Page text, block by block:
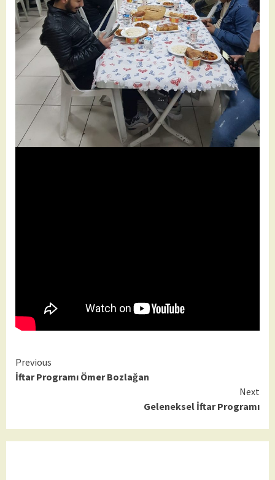
Continue
Reading
Previous
İftar Programı Ömer Bozlağan
Next
Geleneksel İftar Programı